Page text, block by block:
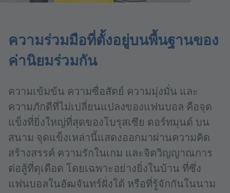
ความร่วมมือที่ตั้งอยู่บนพื้นฐานของ
ค่านิยมร่วมกัน
ความเข้มข้น ความซื่อสัตย์ ความมุ่งมั่น และ
ความภักดีที่ไม่เปลี่ยนแปลงของแฟนบอล คือจุด
แข็งที่ยิ่งใหญ่ที่สุดของโบรุสเซีย ดอร์ทมุนด์ บน
สนาม จุดแข็งเหล่านี้แสดงออกมาผ่านความคิด
สร้างสรรค์ ความรักในเกม และจิตวิญญาณการ
ต่อสู้ที่ดุเดือด โดยเฉพาะอย่างยิ่งในบ้าน ที่ซึ่ง
แฟนบอลในอัฒจันทร์ฝั่งใต้ หรือที่รู้จักกันในนาม